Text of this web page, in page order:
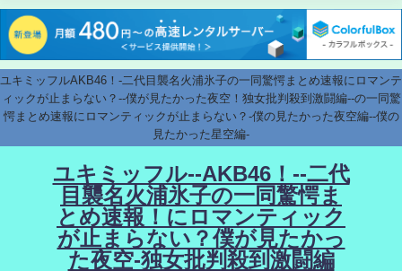
ユキミッフルAKB46！-二代目襲名火浦氷子の一同驚愕まとめ速報にロマンテ
ィックが止まらない？--僕が見たかった夜空！独女批判殺到激闘編--の一同驚
愕まとめ速報にロマンティックが止まらない？-僕の見たかった夜空編--僕の
見たかった星空編-
ユキミッフル--AKB46！--二代
目襲名火浦氷子の一同驚愕ま
とめ速報！にロマンティック
が止まらない？僕が見たかっ
た夜空-独女批判殺到激闘編